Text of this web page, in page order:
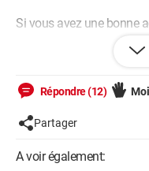
Si vous avez une bonne
Arno.
Répondre (12)
Partager
A voir également: